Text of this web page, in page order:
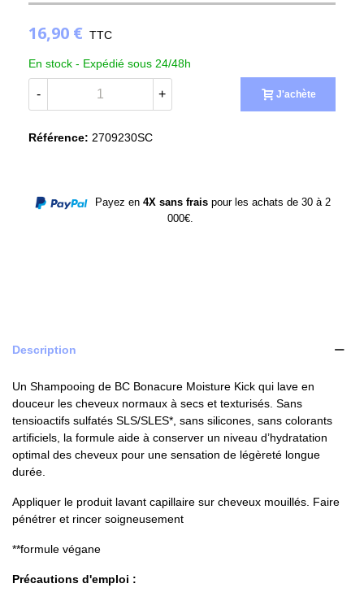
16,90 € TTC
En stock - Expédié sous 24/48h
- + J'achète
Référence: 2709230SC
Payez en 4X sans fraispour les achats de 30 à 2
000€.
Description
Un Shampooing de BC Bonacure Moisture Kick qui lave en
douceur les cheveux normaux à secs et texturisés. Sans
tensioactifs sulfatés SLS/SLES*, sans silicones, sans colorants
artificiels, la formule aide à conserver un niveau d’hydratation
optimal des cheveux pour une sensation de légèreté longue
durée.
Appliquer le produit lavant capillaire sur cheveux mouillés. Faire
pénétrer et rincer soigneusement
**formule végane
Précautions d'emploi :